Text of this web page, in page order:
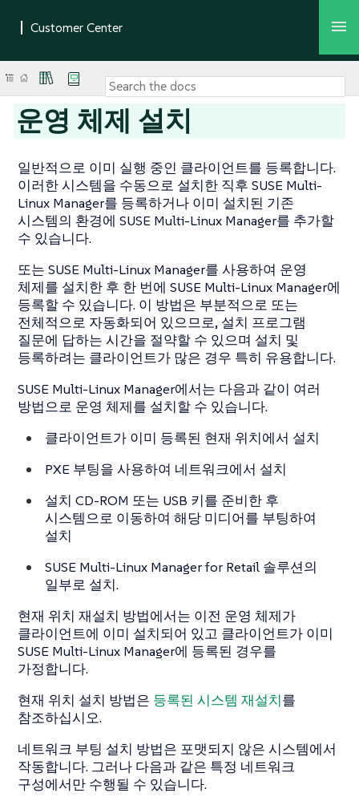
운영 체제 설치
일반적으로 이미 실행 중인 클라이언트를 등록합니다.
이러한 시스템을 수동으로 설치한 직후 SUSE Multi-
Linux Manager를 등록하거나 이미 설치된 기존
시스템의 환경에 SUSE Multi-Linux Manager를 추가할
수 있습니다.
또는 SUSE Multi-Linux Manager를 사용하여 운영
체제를 설치한 후 한 번에 SUSE Multi-Linux Manager에
등록할 수 있습니다. 이 방법은 부분적으로 또는
전체적으로 자동화되어 있으므로, 설치 프로그램
질문에 답하는 시간을 절약할 수 있으며 설치 및
등록하려는 클라이언트가 많은 경우 특히 유용합니다.
SUSE Multi-Linux Manager에서는 다음과 같이 여러
방법으로 운영 체제를 설치할 수 있습니다.
클라이언트가 이미 등록된 현재 위치에서 설치
PXE 부팅을 사용하여 네트워크에서 설치
설치 CD-ROM 또는 USB 키를 준비한 후
시스템으로 이동하여 해당 미디어를 부팅하여
설치
SUSE Multi-Linux Manager for Retail 솔루션의
일부로 설치.
현재 위치 재설치 방법에서는 이전 운영 체제가
클라이언트에 이미 설치되어 있고 클라이언트가 이미
SUSE Multi-Linux Manager에 등록된 경우를
가정합니다.
현재 위치 설치 방법은 등록된 시스템 재설치를
참조하십시오.
네트워크 부팅 설치 방법은 포맷되지 않은 시스템에서
작동합니다. 그러나 다음과 같은 특정 네트워크
구성에서만 수행될 수 있습니다.